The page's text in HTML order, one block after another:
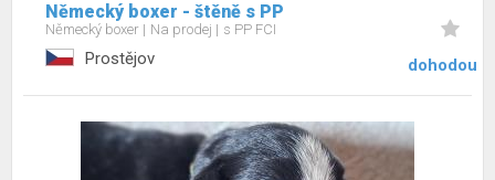
Německý boxer - štěně s PP
Německý boxer Na prodej s PP FCI
Prostějov dohodou